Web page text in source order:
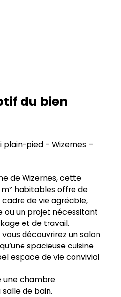
du bien
plain-pied – Wizernes –
de Wizernes, cette
m² habitables offre de
de vie agréable,
ou un projet nécessitant
et de travail.
découvrirez un salon
spacieuse cuisine
espace de vie convivial
une chambre
de bain.